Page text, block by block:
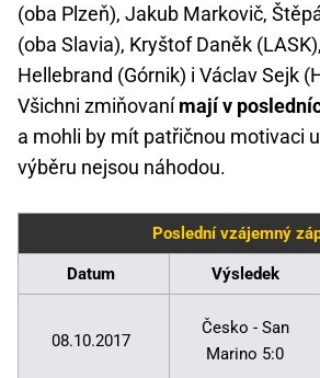
(oba Plzeň), Jakub Markovič,
(oba Slavia), Kryštof Daněk
Hellebrand (Górnik) i Václav Sejk
Všichni zmiňovanímají v
a mohli by mít patřičnou motivaci
výběru nejsou náhodou.
Poslední vzájemný
Datum Výsledek
08.10.2017
Česko - San
Marino 5:0